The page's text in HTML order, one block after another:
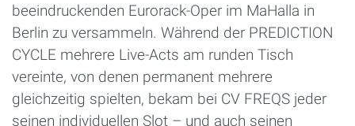
beeindruckenden Eurorack-Oper im MaHalla in
Berlin zu versammeln. Während der PREDICTION
CYCLE mehrere Live-Acts am runden Tisch
vereinte, von denen permanent mehrere
gleichzeitig spielten, bekam bei CV FREQS jeder
seinen individuellen Slot – und auch seinen